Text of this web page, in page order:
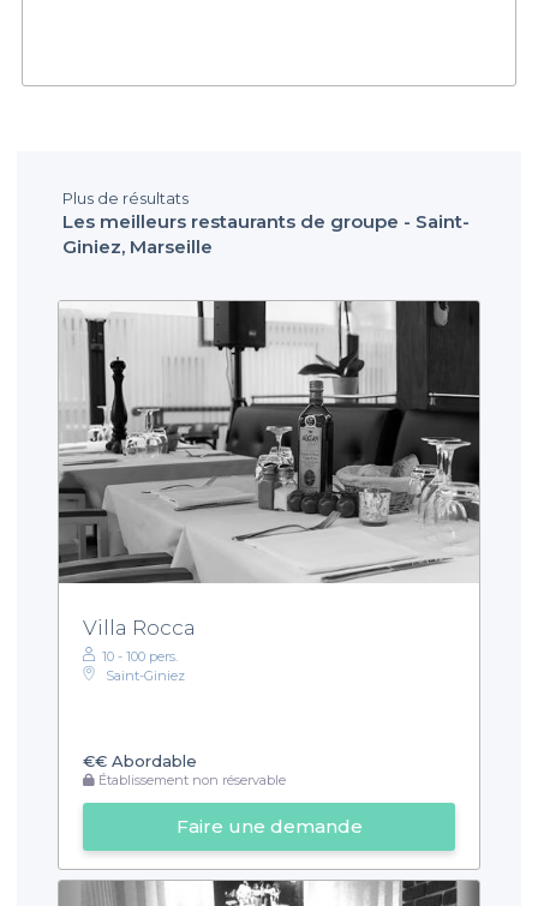
Plus de résultats
Les meilleurs restaurants de groupe - Saint-
Giniez, Marseille
Villa Rocca
10 - 100 pers.
Saint-Giniez
€€ Abordable
Établissement non réservable
Faire une demande